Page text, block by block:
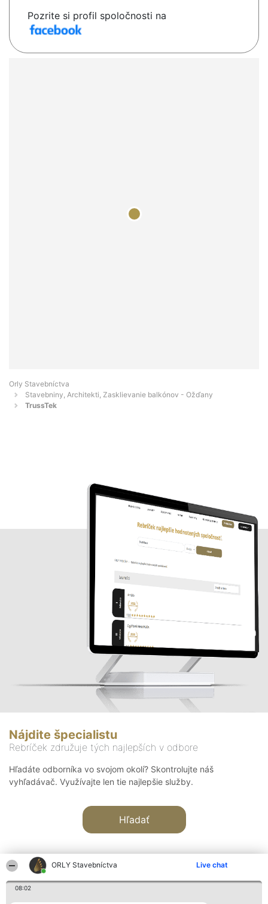
ORLY Stavebníctva Live chat
08:02
Pozrite si profil spoločnosti na
Orly Stavebníctva
Stavebniny, Architekti, Zasklievanie balkónov - Ožďany
TrussTek
Nájdite špecialistu
Rebríček združuje tých najlepších v odbore
Hľadáte odborníka vo svojom okolí? Skontrolujte náš
vyhľadávač. Využívajte len tie najlepšie služby.
Hľadať